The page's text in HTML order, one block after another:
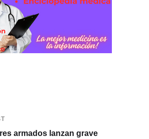
armados lanzan grave